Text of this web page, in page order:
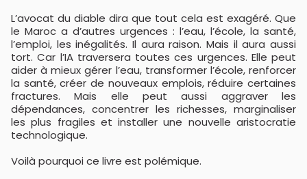
L’avocat du diable dira que tout cela est exagéré. Que
le Maroc a d’autres urgences : l’eau, l’école, la santé,
l’emploi, les inégalités. Il aura raison. Mais il aura aussi
tort. Car l’IA traversera toutes ces urgences. Elle peut
aider à mieux gérer l’eau, transformer l’école, renforcer
la santé, créer de nouveaux emplois, réduire certaines
fractures. Mais elle peut aussi aggraver les
dépendances, concentrer les richesses, marginaliser
les plus fragiles et installer une nouvelle aristocratie
technologique.
Voilà pourquoi ce livre est polémique.